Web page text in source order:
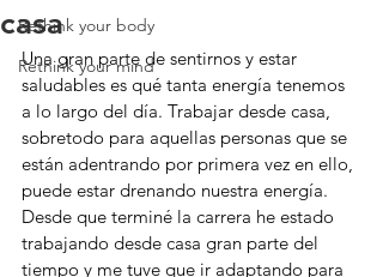
Rethink your body
Rethink your mind
casa
Una gran parte de sentirnos y estar
saludables es qué tanta energía tenemos
a lo largo del día. Trabajar desde casa,
sobretodo para aquellas personas que se
están adentrando por primera vez en ello,
puede estar drenando nuestra energía.
Desde que terminé la carrera he estado
trabajando desde casa gran parte del
tiempo y me tuve que ir adaptando para